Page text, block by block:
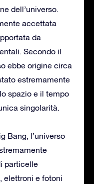
dell’universo.
accettata
da
Secondo il
ebbe origine circa
estremamente
spazio e il tempo
singolarità.
Bang, l’universo
particelle
elettroni e fotoni